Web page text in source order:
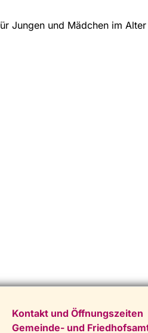
Jungen und Mädchen im
Kontakt und Öffnungszeiten
Gemeinde- und